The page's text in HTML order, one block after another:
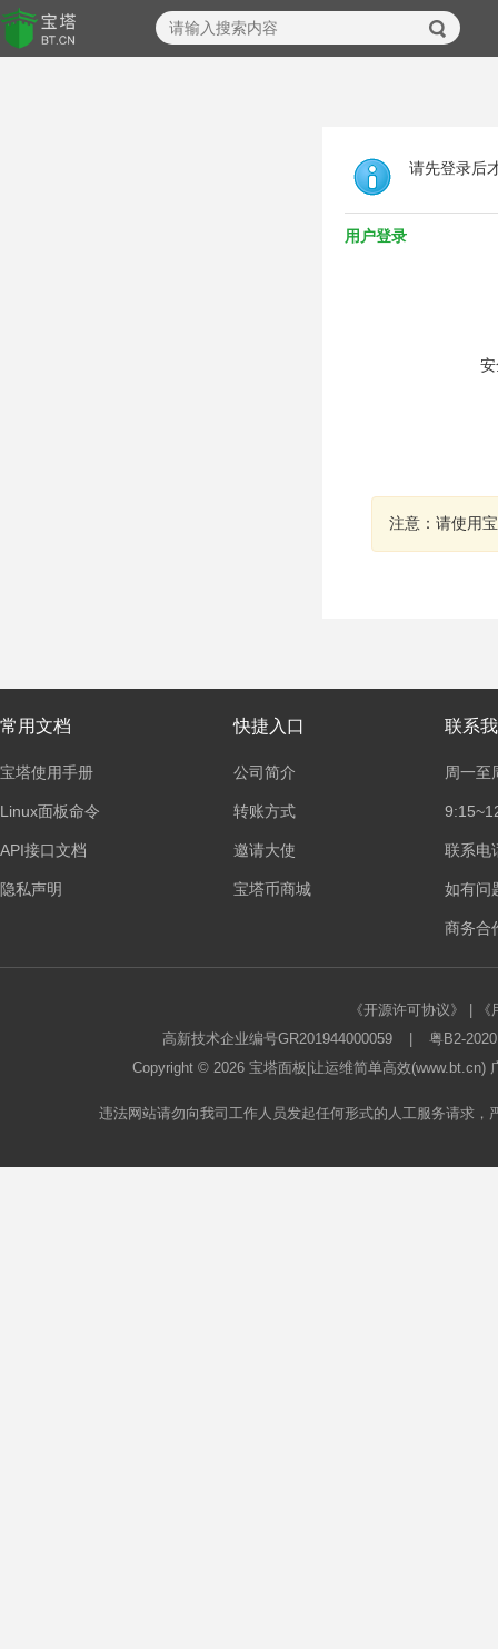
请先登录后
用户登录
注意：请使用
常用文档
宝塔使用手册
Linux面板命令
API接口文档
隐私声明
快捷入口
公司简介
转账方式
邀请大使
宝塔币商城
联系
周一至
联系电
如有问
商务合
《开源许可协议》
高新技术企业编号GR201944000059
粤B2-
Copyright © 2026 宝塔面板 |让运维简单高效
违法网站请勿向我司工作人员发起任何形式的人工服务请求，